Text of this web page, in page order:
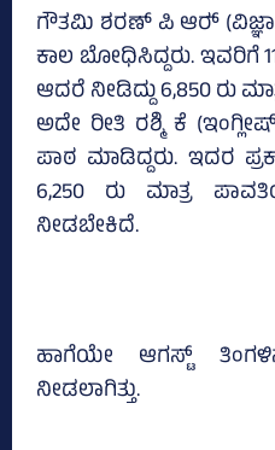
ಗೌತಮಿ ಶರಣ್‌ ಪಿ ಆರ್‍‌
ಕಾಲ ಬೋಧಿಸಿದ್ದರು. ಇವರಿಗೆ
ಆದರೆ ನೀಡಿದ್ದು 6,850 ರು
ಅದೇ ರೀತಿ ರಶ್ಮಿ ಕೆ
ಪಾಠ ಮಾಡಿದ್ದರು. ಇದರ
6,250 ರು ಮಾತ್ರ
ನೀಡಬೇಕಿದೆ.
ಹಾಗೆಯೇ ಆಗಸ್ಟ್‌
ನೀಡಲಾಗಿತ್ತು.